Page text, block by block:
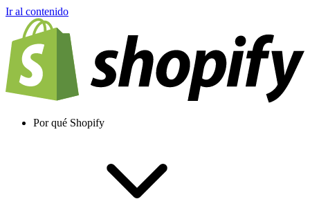
Ir al contenido
Por qué Shopify